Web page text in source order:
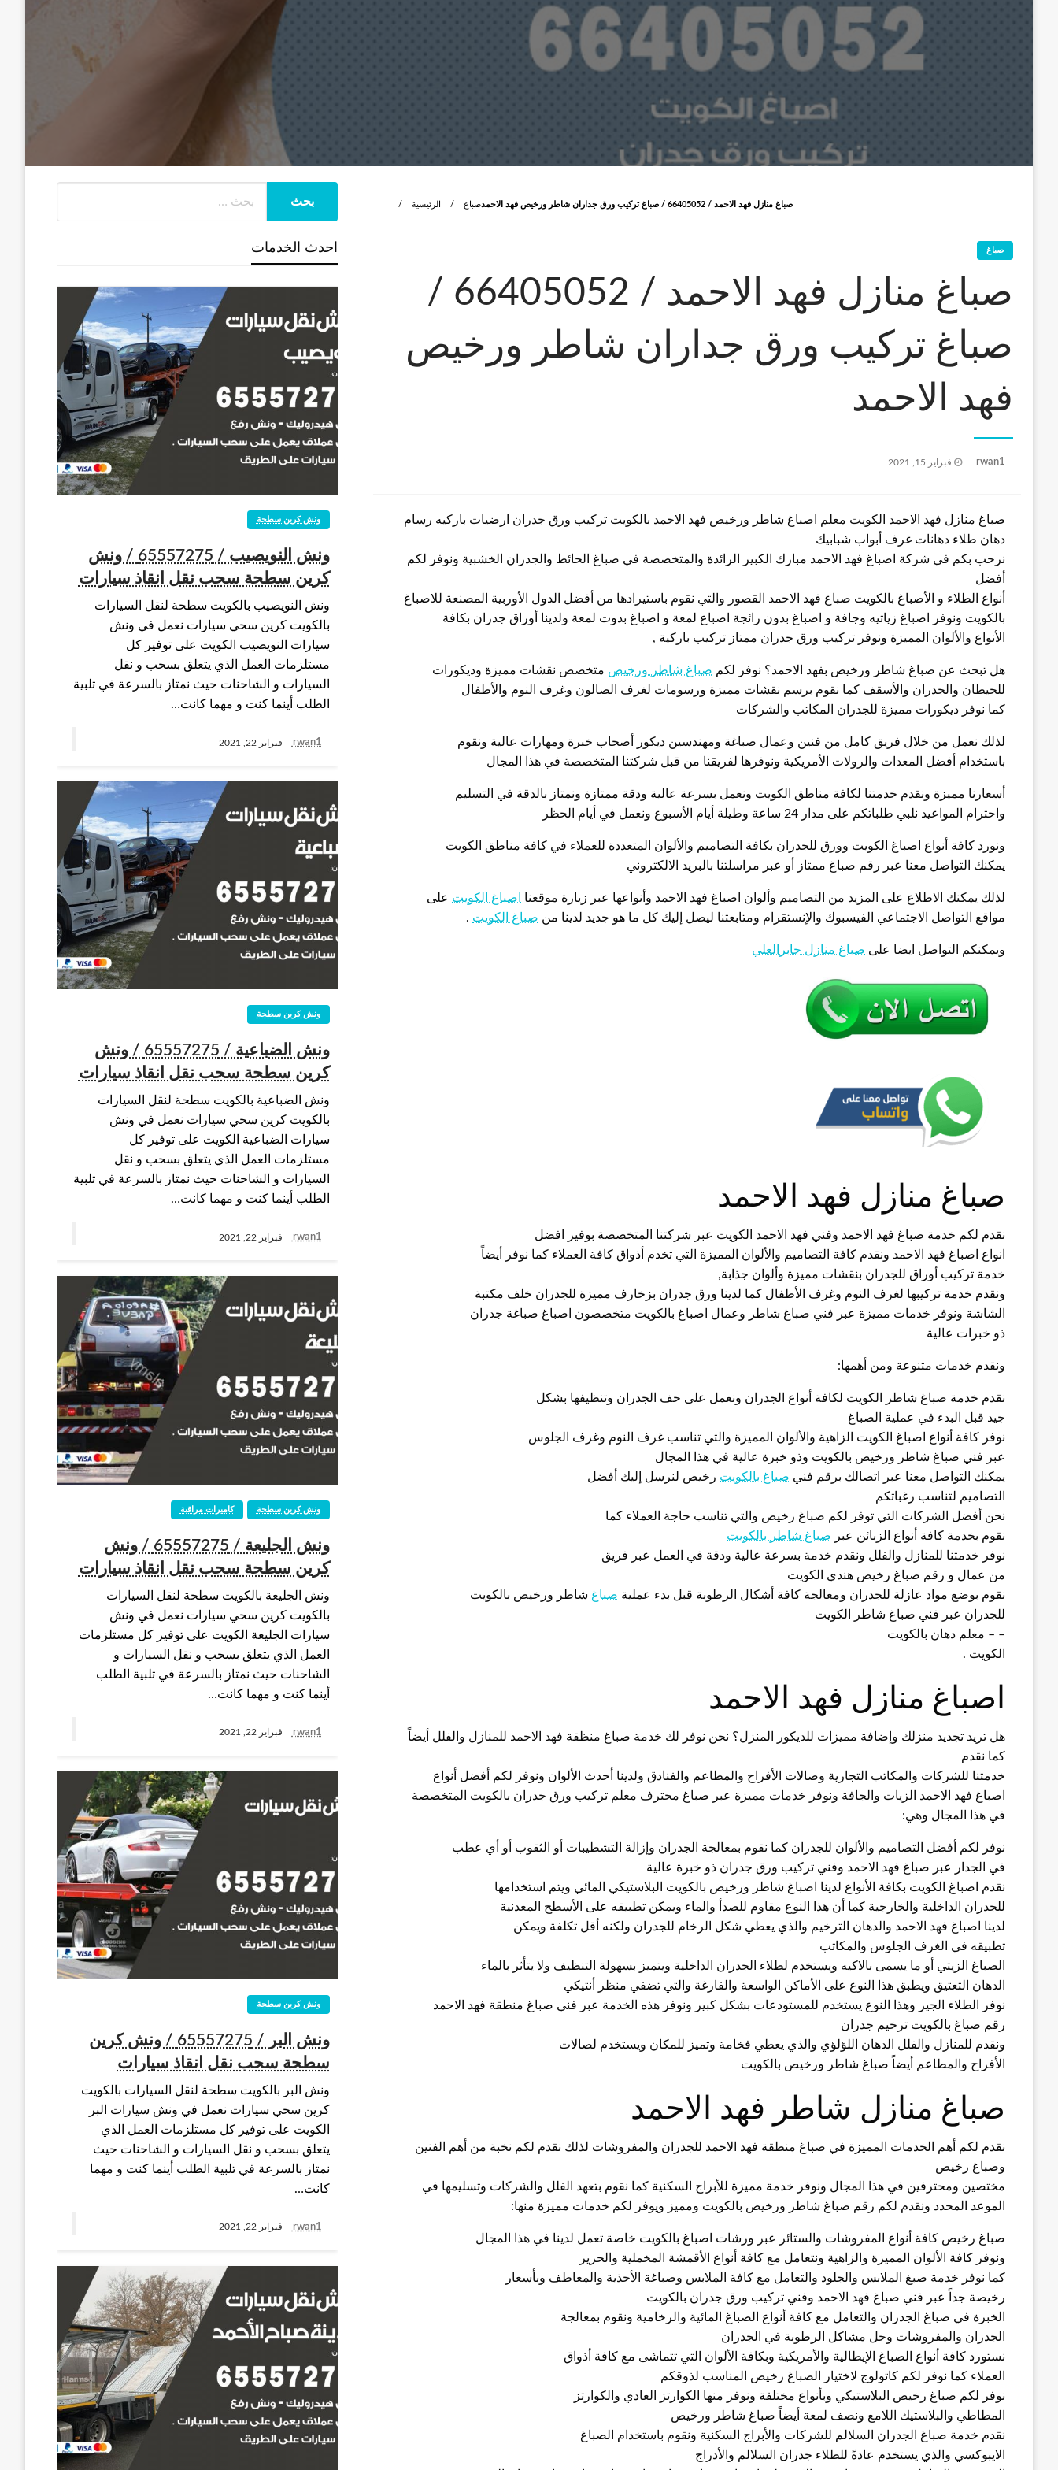
الرئيسية صباغ صباغ منازل فهد الاحمد / 66405052 / صباغ تركيب ورق جداران شاطر ورخيص فهد الاحمد
صباغ
صباغ منازل فهد الاحمد / 66405052 /
صباغ تركيب ورق جداران شاطر ورخيص
فهد الاحمد
rwan1
نُشر
فبراير 15, 2021
صباغ منازل فهد الاحمد الكويت معلم اصباغ شاطر ورخيص فهد الاحمد بالكويت تركيب ورق جدران ارضيات باركيه رسام
دهان طلاء دهانات غرف أبواب شبابيك
نرحب بكم في شركة اصباغ فهد الاحمد مبارك الكبير الرائدة والمتخصصة في صباغ الحائط والجدران الخشبية ونوفر لكم
أفضل
أنواع الطلاء و الأصباغ بالكويت صباغ فهد الاحمد القصور والتي نقوم باستيرادها من أفضل الدول الأوربية المصنعة للاصباغ
بالكويت ونوفر اصباغ زياتيه وجافة و اصباغ بدون رائجة اصباع لمعة و اصباغ بدوت لمعة ولدينا أوراق جدران بكافة
الأنواع والألوان المميزة ونوفر تركيب ورق جدران ممتاز تركيب باركية ,
هل تبحث عن صباغ شاطر ورخيص بفهد الاحمد؟ نوفر لكم صباغ شاطر ورخيص متخصص نقشات مميزة وديكورات
للحيطان والجدران والأسقف كما نقوم برسم نقشات مميزة ورسومات لغرف الصالون وغرف النوم والأطفال
كما نوفر ديكورات مميزة للجدران المكاتب والشركات
لذلك نعمل من خلال فريق كامل من فنين وعمال صباغة ومهندسين ديكور أصحاب خبرة ومهارات عالية ونقوم
باستخدام أفضل المعدات والرولات الأمريكية ونوفرها لفريقنا من قبل شركتنا المتخصصة في هذا المجال
أسعارنا مميزة ونقدم خدمتنا لكافة مناطق الكويت ونعمل بسرعة عالية ودقة ممتازة ونمتاز بالدقة في التسليم
واحترام المواعيد نلبي طلباتكم على مدار 24 ساعة وطيلة أيام الأسبوع ونعمل في أيام الحظر
ونورد كافة أنواع اصباغ الكويت وورق للجدران بكافة التصاميم والألوان المتعددة للعملاء في كافة مناطق الكويت
يمكنك التواصل معنا عبر رقم صباغ ممتاز أو عبر مراسلتنا بالبريد الالكتروني
لذلك يمكنك الاطلاع على المزيد من التصاميم وألوان اصباغ فهد الاحمد وأنواعها عبر زيارة موقعنا اصباغ الكويت على
مواقع التواصل الاجتماعي الفيسبوك والإنستقرام ومتابعتنا ليصل إليك كل ما هو جديد لدينا من صباغ الكويت .
ويمكنكم التواصل ايضا على صباغ منازل جابرالعلي
صباغ منازل فهد الاحمد
نقدم لكم خدمة صباغ فهد الاحمد وفني فهد الاحمد الكويت عبر شركتنا المتخصصة بوفير افضل
انواع اصباغ فهد الاحمد ونقدم كافة التصاميم والألوان المميزة التي تخدم أذواق كافة العملاء كما نوفر أيضاً
خدمة تركيب أوراق للجدران بنقشات مميزة وألوان جذابة,
ونقدم خدمة تركيبها لغرف النوم وغرف الأطفال كما لدينا ورق جدران بزخارف مميزة للجدران خلف مكتبة
الشاشة ونوفر خدمات مميزة عبر فني صباغ شاطر وعمال اصباغ بالكويت متخصصون اصباغ صباغة جدران
ذو خبرات عالية
ونقدم خدمات متنوعة ومن أهمها:
نقدم خدمة صباغ شاطر الكويت لكافة أنواع الجدران ونعمل على حف الجدران وتنظيفها بشكل
جيد قبل البدء في عملية الصباغ
نوفر كافة أنواع اصباغ الكويت الزاهية والألوان المميزة والتي تناسب غرف النوم وغرف الجلوس
عبر فني صباغ شاطر ورخيص بالكويت وذو خبرة عالية في هذا المجال
يمكنك التواصل معنا عبر اتصالك برقم فني صباغ بالكويت رخيص لنرسل إليك أفضل
التصاميم لتناسب رغباتكم
نحن أفضل الشركات التي توفر لكم صباغ رخيص والتي تناسب حاجة العملاء كما
نقوم بخدمة كافة أنواع الزبائن عبر صباغ شاطر بالكويت
نوفر خدمتنا للمنازل والفلل ونقدم خدمة بسرعة عالية ودقة في العمل عبر فريق
من عمال و رقم صباغ رخيص هندي الكويت
نقوم بوضع مواد عازلة للجدران ومعالجة كافة أشكال الرطوبة قبل بدء عملية صباغ شاطر ورخيص بالكويت
للجدران عبر فني صباغ شاطر الكويت
– – معلم دهان بالكويت
الكويت .
اصباغ منازل فهد الاحمد
هل تريد تجديد منزلك وإضافة مميزات للديكور المنزل؟ نحن نوفر لك خدمة صباغ منظقة فهد الاحمد للمنازل والفلل أيضاً
كما نقدم
خدمتنا للشركات والمكاتب التجارية وصالات الأفراح والمطاعم والفنادق ولدينا أحدث الألوان ونوفر لكم أفضل أنواع
اصباغ فهد الاحمد الزيات والجافة ونوفر خدمات مميزة عبر صباغ محترف معلم تركيب ورق جدران بالكويت المتخصصة
في هذا المجال وهي:
نوفر لكم أفضل التصاميم والألوان للجدران كما نقوم بمعالجة الجدران وإزالة التشطيبات أو الثقوب أو أي عطب
في الجدار عبر صباغ فهد الاحمد وفني تركيب ورق جدران ذو خبرة عالية
نقدم اصباغ الكويت بكافة الأنواع لدينا اصباغ شاطر ورخيص بالكويت البلاستيكي المائي ويتم استخدامها
للجدران الداخلية والخارجية كما أن هذا النوع مقاوم للصدأ والماء ويمكن تطبيقه على الأسطح المعدنية
لدينا اصباغ فهد الاحمد والدهان الترخيم والذي يعطي شكل الرخام للجدران ولكنه أقل تكلفة ويمكن
تطبيقه في الغرف الجلوس والمكاتب
الصباغ الزيتي أو ما يسمى بالاكيه ويستخدم لطلاء الجدران الداخلية ويتميز بسهولة التنظيف ولا يتأثر بالماء
الدهان التعتيق ويطبق هذا النوع على الأماكن الواسعة والفارغة والتي تضفي منظر أنتيكي
نوفر الطلاء الجير وهذا النوع يستخدم للمستودعات بشكل كبير ونوفر هذه الخدمة عبر فني صباغ منطقة فهد الاحمد
رقم صباغ بالكويت ترخيم جدران
ونقدم للمنازل والفلل الدهان اللؤلؤي والذي يعطي فخامة وتميز للمكان ويستخدم لصالات
الأفراح والمطاعم أيضاً صباغ شاطر ورخيص بالكويت
صباغ منازل شاطر فهد الاحمد
نقدم لكم أهم الخدمات المميزة في صباغ منطقة فهد الاحمد للجدران والمفروشات لذلك نقدم لكم نخبة من أهم الفنين
وصباغ رخيص
مختصين ومحترفين في هذا المجال ونوفر خدمة مميزة للأبراج السكنية كما نقوم بتعهد الفلل والشركات وتسليمها في
الموعد المحدد ونقدم لكم رقم صباغ شاطر ورخيص بالكويت ومميز ويوفر لكم خدمات مميزة منها:
صباغ رخيص كافة أنواع المفروشات والستائر عبر ورشات اصباغ بالكويت خاصة تعمل لدينا في هذا المجال
ونوفر كافة الألوان المميزة والزاهية ونتعامل مع كافة أنواع الأقمشة المخملية والحرير
كما نوفر خدمة صبغ الملابس والجلود والتعامل مع كافة الملابس وصباغة الأحذية والمعاطف وبأسعار
رخيصة جداً عبر فني صباغ فهد الاحمد وفني تركيب ورق جدران بالكويت
الخبرة في صباغ الجدران والتعامل مع كافة أنواع الصباغ المائية والرخامية ونقوم بمعالجة
الجدران والمفروشات وحل مشاكل الرطوبة في الجدران
نستورد كافة أنواع الصباغ الإيطالية والأمريكية وبكافة الألوان التي تتماشى مع كافة أذواق
العملاء كما نوفر لكم كاتولوج لاختيار الصباغ رخيص المناسب لذوقكم
نوفر لكم صباغ رخيص البلاستيكي وبأنواع مختلفة ونوفر منها الكوارتز العادي والكوارتز
المطاطي والبلاستيك اللامع ونصف لمعة أيضاً صباغ شاطر ورخيص
نقدم خدمة صباغ الجدران السلالم للشركات والأبراج السكنية ونقوم باستخدام الصباغ
الايبوكسي والذي يستخدم عادةً للطلاء جدران السلالم والأدراج
احدث الخدمات
ونش كرين سطحة
ونش النويصيب / 65557275 / ونش
كرين سطحة سحب نقل انقاذ سيارات
ونش النويصيب بالكويت سطحة لنقل السيارات
بالكويت كرين سحي سيارات نعمل في ونش
سيارات النويصيب الكويت على توفير كل
مستلزمات العمل الذي يتعلق بسحب و نقل
السيارات و الشاحنات حيث نمتاز بالسرعة في تلبية
الطلب أينما كنت و مهما كانت…
rwan1 فبراير 22, 2021
ونش كرين سطحة
ونش الضباعية / 65557275 / ونش
كرين سطحة سحب نقل انقاذ سيارات
ونش الضباعية بالكويت سطحة لنقل السيارات
بالكويت كرين سحي سيارات نعمل في ونش
سيارات الضباعية الكويت على توفير كل
مستلزمات العمل الذي يتعلق بسحب و نقل
السيارات و الشاحنات حيث نمتاز بالسرعة في تلبية
الطلب أينما كنت و مهما كانت…
rwan1 فبراير 22, 2021
كاميرات مراقبة ونش كرين سطحة
ونش الجليعة / 65557275 / ونش
كرين سطحة سحب نقل انقاذ سيارات
ونش الجليعة بالكويت سطحة لنقل السيارات
بالكويت كرين سحي سيارات نعمل في ونش
سيارات الجليعة الكويت على توفير كل مستلزمات
العمل الذي يتعلق بسحب و نقل السيارات و
الشاحنات حيث نمتاز بالسرعة في تلبية الطلب
أينما كنت و مهما كانت…
rwan1 فبراير 22, 2021
ونش كرين سطحة
ونش البر / 65557275 / ونش كرين
سطحة سحب نقل انقاذ سيارات
ونش البر بالكويت سطحة لنقل السيارات بالكويت
كرين سحي سيارات نعمل في ونش سيارات البر
الكويت على توفير كل مستلزمات العمل الذي
يتعلق بسحب و نقل السيارات و الشاحنات حيث
نمتاز بالسرعة في تلبية الطلب أينما كنت و مهما
كانت…
rwan1 فبراير 22, 2021